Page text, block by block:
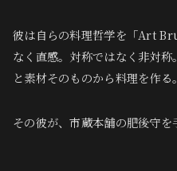
彼は自らの料理哲学を「Art
なく直感。対称ではなく非対
と素材そのものから料理を作る。
その彼が、市蔵本舗の肥後守を